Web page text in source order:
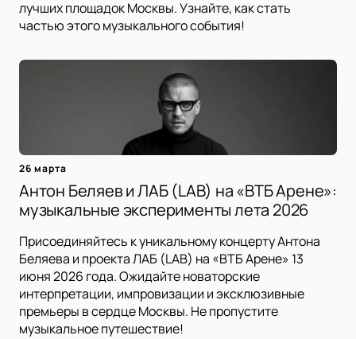
лучших площадок Москвы. Узнайте, как стать
частью этого музыкального события!
26 марта
Антон Беляев и ЛАБ (LAB) на «ВТБ Арене»:
музыкальные эксперименты лета 2026
Присоединяйтесь к уникальному концерту Антона
Беляева и проекта ЛАБ (LAB) на «ВТБ Арене» 13
июня 2026 года. Ожидайте новаторские
интерпретации, импровизации и эксклюзивные
премьеры в сердце Москвы. Не пропустите
музыкальное путешествие!